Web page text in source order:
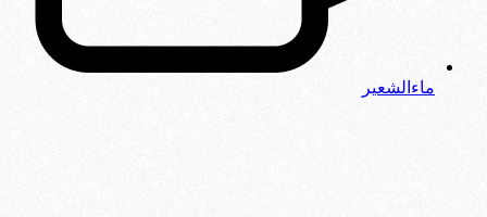
ماءالشعیر